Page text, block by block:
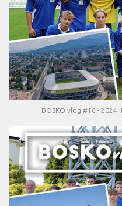
BOSKO vlog #16 -